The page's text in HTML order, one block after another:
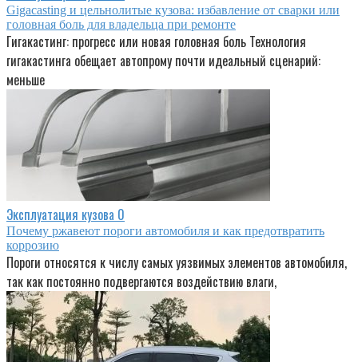
Gigacasting и цельнолитые кузова: избавление от сварки или
головная боль для владельца при ремонте
Гигакастинг: прогресс или новая головная боль Технология
гигакастинга обещает автопрому почти идеальный сценарий:
меньше
Эксплуатация кузова 0
Почему ржавеют пороги автомобиля и как предотвратить
коррозию
Пороги относятся к числу самых уязвимых элементов автомобиля,
так как постоянно подвергаются воздействию влаги,